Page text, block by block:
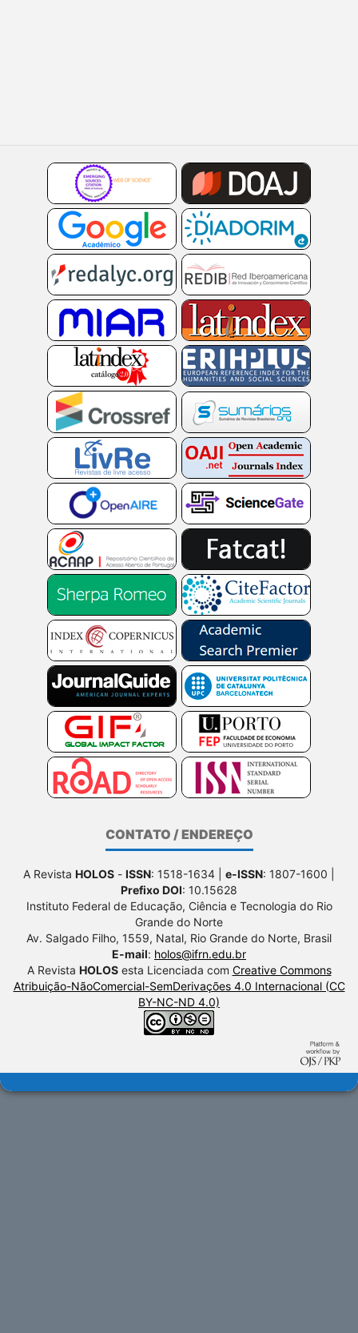
CONTATO / ENDEREÇO
A Revista HOLOS - ISSN: 1518-1634 | e-ISSN: 1807-1600 |
Prefixo DOI: 10.15628
Instituto Federal de Educação, Ciência e Tecnologia do Rio
Grande do Norte
Av. Salgado Filho, 1559, Natal, Rio Grande do Norte, Brasil
E-mail: holos@ifrn.edu.br
A Revista HOLOSesta Licenciada com Creative Commons
Atribuição-NãoComercial-SemDerivações 4.0 Internacional (CC
BY-NC-ND 4.0)